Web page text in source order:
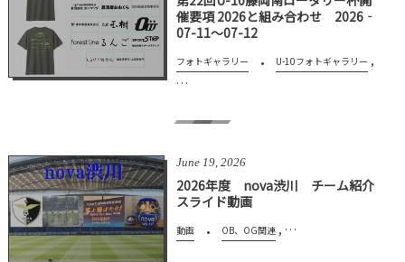
催要項 2026と組み合わせ 2026‐
07-11～07-12
フォトギャラリー U-10フォトギャラリー ,
…
June 19,2026
2026年度 nova渋川 チーム紹介
スライド動画
動画 OB、OG関連 , …